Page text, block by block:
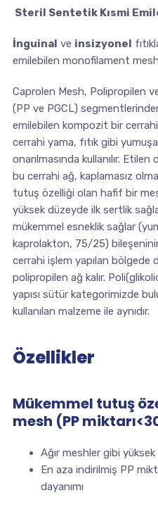
Steril Sentetik Kısmi
İnguinal ve insizyonel
emilebilen monofilament
Caprolen Mesh, Polipropilen
(PP ve PGCL)
emilebilen kompozit bir
cerrahi yama, fıtık gibi
onarılmasında kullanılır.
bu cerrahi ağ, kaplamasız
tutuş özelliği olan hafif bir
yüksek düzeyde ilk sertlik
mükemmel esneklik sağlar
kaprolakton, 75/25)
cerrahi işlem yapılan bölgede
polipropilen ağ kalır.
yapısı sütür kategorimizde
kullanılan malzeme ile aynıdır.
Özellikler
Mükemmel tutuş
mesh (PP
Ağır meshler gibi
En aza indirilmiş PP
dayanımı